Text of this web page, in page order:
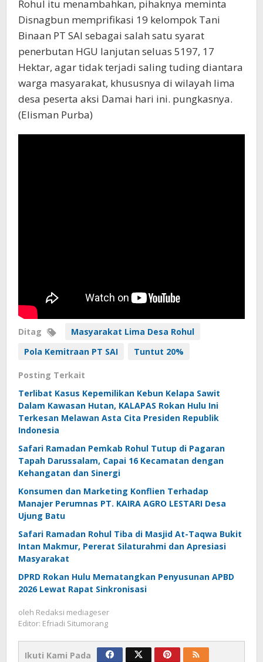
Rohul itu menambahkan, pihaknya meminta
Disnagbun memprifikasi 19 kelompok Tani
Binaan PT SAI sebagai salah satu syarat
penerbutan HGU lanjutan seluas 5197, 17
Hektar, agar tidak terjadi saling tuding diantara
warga masyarakat, khususnya di wilayah lima
desa peserta aksi Damai hari ini. pungkasnya.
(Elisman Purba)
Ditag
Masyarakat Lima Desa Rohul
Pola Kemitraan PT SAI
Tuntut 20%
Posting Terkait
Terlibat Kasus Kepemilikan Kebun Kelapa Sawit
Dalam Kawasan Hutan, KALAPAS Rokan Hulu Ini
Terkesan Melawan Asta Cita Presiden Republik
Indonesia
Safari Ramadan Pemkab Rohul Tutup di Pagaran
Tapah Darussalam, Capai 16 Kecamatan dengan
Kehangatan dan Sinergi
Konsumen dan Marketing Konflien Terhadap
Manajer Perumnas PT. KAIRA AGRO LESTARI Desa
Ujung Batu
Safari Ramadan Rohul Tiba di Masjid At-Taqwa Bukit
Intan Makmur, Pererat Silaturahmi dan Apresiasi
Masyarakat
DPRD Rokan Hulu Mematangkan Penyusunan APBD
2026 Lewat Rapat Sinkronisasi
oleh Redaksi mediageser
Editor: Efriadi Situmorang
Ikuti Kami Pada